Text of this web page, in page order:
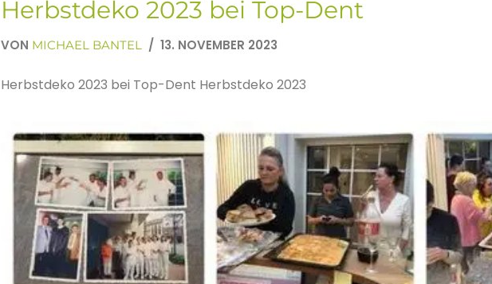
Herbstdeko 2023 bei Top-Dent
VON MICHAEL BANTEL 13. NOVEMBER 2023
Herbstdeko 2023 bei Top-Dent Herbstdeko 2023